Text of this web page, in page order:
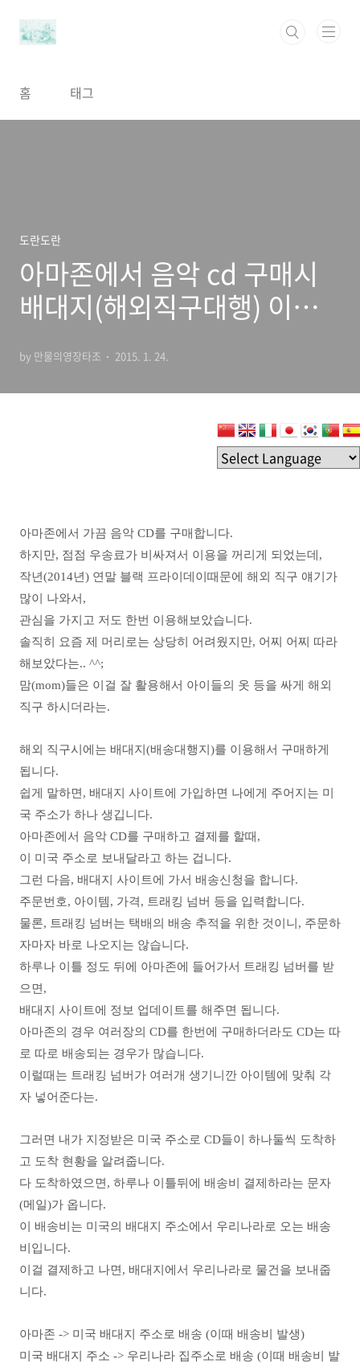
홈 태그
도란도란
아마존에서 음악 cd 구매시
배대지(해외직구대행) 이용
by 만물의영장타조 2015. 1. 24.
아마존에서 가끔 음악 CD를 구매합니다.
하지만, 점점 우송료가 비싸져서 이용을 꺼리게 되었는데,
작년(2014년) 연말 블랙 프라이데이때문에 해외 직구 얘기가
많이 나와서,
관심을 가지고 저도 한번 이용해보았습니다.
솔직히 요즘 제 머리로는 상당히 어려웠지만, 어찌 어찌 따라
해보았다는.. ^^;
맘(mom)들은 이걸 잘 활용해서 아이들의 옷 등을 싸게 해외
직구 하시더라는.
해외 직구시에는 배대지(배송대행지)를 이용해서 구매하게
됩니다.
쉽게 말하면, 배대지 사이트에 가입하면 나에게 주어지는 미
국 주소가 하나 생깁니다.
아마존에서 음악 CD를 구매하고 결제를 할때,
이 미국 주소로 보내달라고 하는 겁니다.
그런 다음, 배대지 사이트에 가서 배송신청을 합니다.
주문번호, 아이템, 가격, 트래킹 넘버 등을 입력합니다.
물론, 트래킹 넘버는 택배의 배송 추적을 위한 것이니, 주문하
자마자 바로 나오지는 않습니다.
하루나 이틀 정도 뒤에 아마존에 들어가서 트래킹 넘버를 받
으면,
배대지 사이트에 정보 업데이트를 해주면 됩니다.
아마존의 경우 여러장의 CD를 한번에 구매하더라도 CD는 따
로 따로 배송되는 경우가 많습니다.
이럴때는 트래킹 넘버가 여러개 생기니깐 아이템에 맞춰 각
자 넣어준다는.
그러면 내가 지정받은 미국 주소로 CD들이 하나둘씩 도착하
고 도착 현황을 알려줍니다.
다 도착하였으면, 하루나 이틀뒤에 배송비 결제하라는 문자
(메일)가 옵니다.
이 배송비는 미국의 배대지 주소에서 우리나라로 오는 배송
비입니다.
이걸 결제하고 나면, 배대지에서 우리나라로 물건을 보내줍
니다.
아마존 -> 미국 배대지 주소로 배송 (이때 배송비 발생)
미국 배대지 주소 -> 우리나라 집주소로 배송 (이때 배송비 발